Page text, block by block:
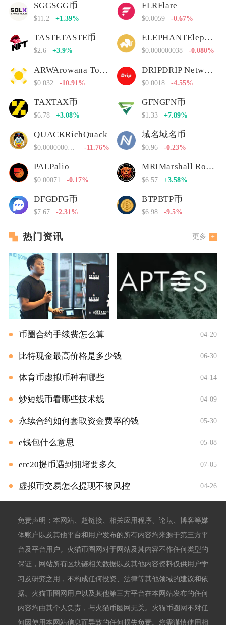
SGGSGG币
$11.2 +1.39%
FLRFlare
$0.0059 -0.67%
TASTETASTE币
$2.6 +3.9%
ELEPHANTElephant Money
$0.000000038 -0.080%
ARWArowana Token
$0.032 -10.91%
DRIPDRIP Network
$0.0018 -4.55%
TAXTAX币
$6.78 +3.08%
GFNGFN币
$1.33 +7.89%
QUACKRichQuack
-11.76%
域名域名币
$0.96 -0.23%
PALPalio
$0.00071 -0.17%
MRIMarshall Rogan Inu
$6.57 +3.58%
DFGDFG币
$7.67 -2.31%
BTPBTP币
$6.98 -9.5%
热门资讯 更多
币圈合约手续费怎么算 04-20
比特现金最高价格是多少钱 06-30
体育币虚拟币种有哪些 04-14
炒短线币看哪些技术线 04-09
永续合约如何套取资金费率的钱 05-30
e钱包什么意思 05-08
erc20提币遇到拥堵要多久 07-05
虚拟币交易怎么提现不被风控 04-26
免责声明：本网站、超链接、相关应用程序、论坛、博客等媒
体账户以及其他平台和用户发布的所有内容均来源于第三方平
台及平台用户。火猫币圈网对于网站及其内容不作任何类型的
保证，网站所有区块链相关数据以及其他内容资料仅供用户学
习及研究之用，不构成任何投资、法律等其他领域的建议和依
据。火猫币圈网用户以及其他第三方平台在本网站发布的任何
内容均由其个人负责，与火猫币圈网无关。火猫币圈网不对任
何因使用本网站信息而导致的任何损失负责。您需谨慎使用相